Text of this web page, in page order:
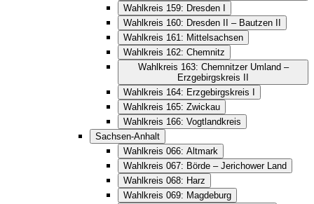
Wahlkreis 159: Dresden I
Wahlkreis 160: Dresden II – Bautzen II
Wahlkreis 161: Mittelsachsen
Wahlkreis 162: Chemnitz
Wahlkreis 163: Chemnitzer Umland –
Erzgebirgskreis II
Wahlkreis 164: Erzgebirgskreis I
Wahlkreis 165: Zwickau
Wahlkreis 166: Vogtlandkreis
Sachsen-Anhalt
Wahlkreis 066: Altmark
Wahlkreis 067: Börde – Jerichower Land
Wahlkreis 068: Harz
Wahlkreis 069: Magdeburg